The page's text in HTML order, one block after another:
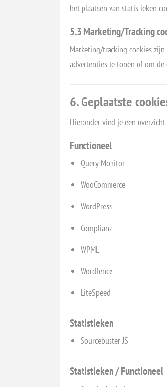
het plaatsen van statistieken
5.3 Marketing/Tracking
Marketing/tracking cookies
advertenties te tonen of om
6. Geplaatste
Hieronder vind je een
Functioneel
Query Monitor
WooCommerce
WordPress
Complianz
WPML
Wordfence
LiteSpeed
Statistieken
Sourcebuster JS
Statistieken / Functioneel